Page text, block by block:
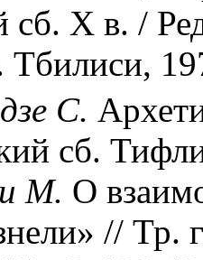
сб. X в. /
С.
сб.
М. О
// Тр.